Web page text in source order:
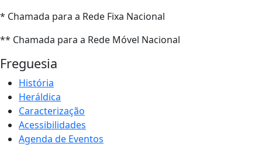
* Chamada para a Rede Fixa Nacional
** Chamada para a Rede Móvel Nacional
Freguesia
História
Heráldica
Caracterização
Acessibilidades
Agenda de Eventos